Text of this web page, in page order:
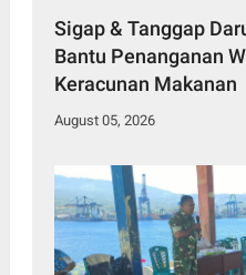
Sigap & Tanggap
Bantu Penanganan
Keracunan Makanan
August 05, 2026